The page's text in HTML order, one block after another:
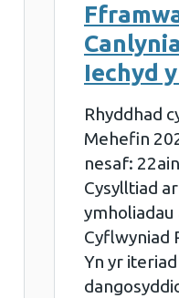
Iechyd
Rhyddhad
Mehefin
nesaf:
Cysylltiad
Cyflwyniad
Yn yr